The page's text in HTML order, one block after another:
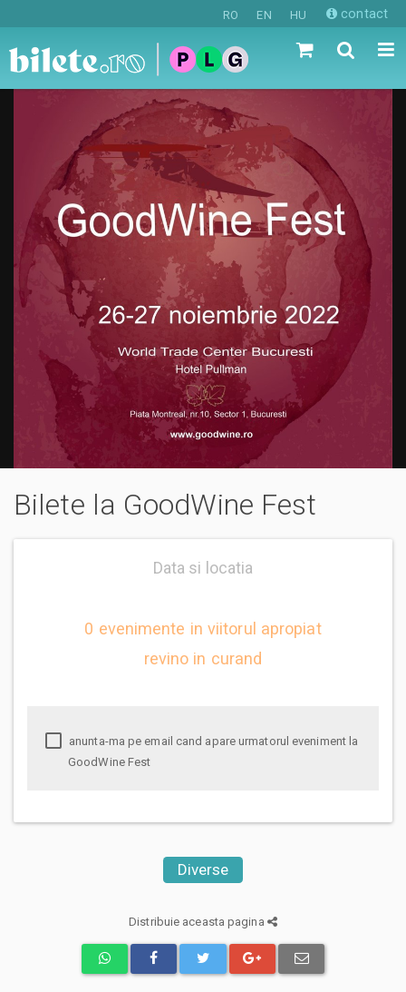
RO EN HU contact
Bilete la GoodWine Fest
Data si locatia
0 evenimente in viitorul apropiat
revino in curand
GoodWine Fest
Diverse
Distribuie aceasta pagina